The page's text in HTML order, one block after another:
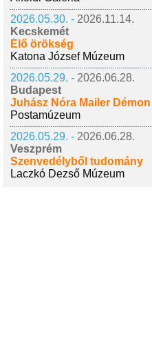
2026.05.30. - 2026.11.14.
Kecskemét
Élő örökség
Katona József Múzeum
2026.05.29. - 2026.06.28.
Budapest
Juhász Nóra Mailer Démon
Postamúzeum
2026.05.29. - 2026.06.28.
Veszprém
Szenvedélyből tudomány
Laczkó Dezső Múzeum